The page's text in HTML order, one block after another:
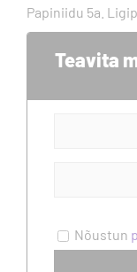
Papiniidu 5a.
Teavita
Nõustun